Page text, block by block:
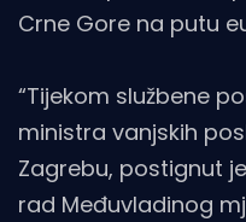
Crne Gore na putu
“Tijekom službene
ministra vanjskih
Zagrebu, postignut
rad Međuvladinog